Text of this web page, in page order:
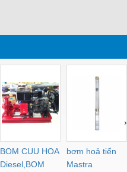
BOM CUU HOA
Diesel,BOM
bơm hoả tiển
Mastra
›